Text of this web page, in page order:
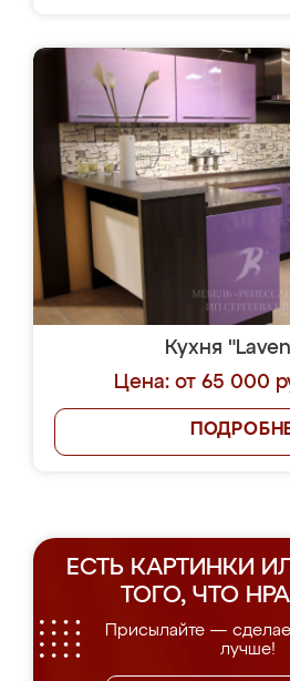
Кухня
Цена: от 65 000
ЕСТЬ КАРТИНКИ
ТОГО, ЧТО
Присылайте —
лучше!